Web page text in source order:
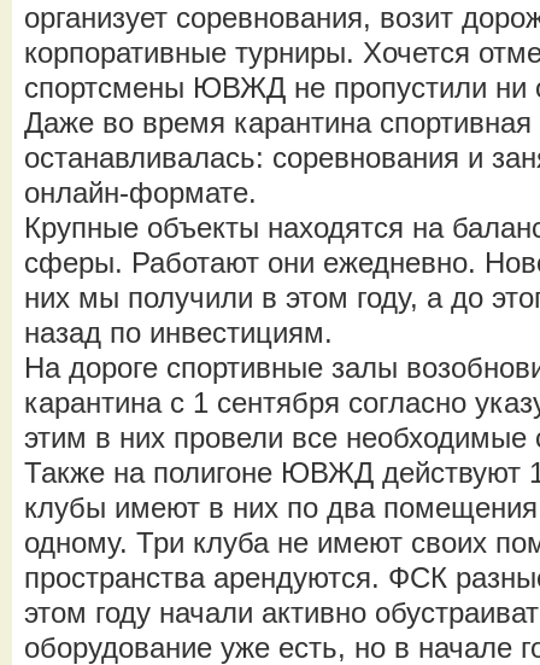
организует соревнования, возит
корпоративные турниры. Хочется
спортсмены ЮВЖД не пропустили ни
Даже во время карантина
останавливалась: соревнования и
онлайн-формате.
Крупные объекты находятся на
сферы. Работают они ежедневно.
них мы получили в этом году, а до
назад по инвестициям.
На дороге спортивные залы
карантина с 1 сентября согласно
этим в них провели все необходимые
Также на полигоне ЮВЖД действуют
клубы имеют в них по два
одному. Три клуба не имеют своих
пространства арендуются. ФСК
этом году начали активно
оборудование уже есть, но в начале